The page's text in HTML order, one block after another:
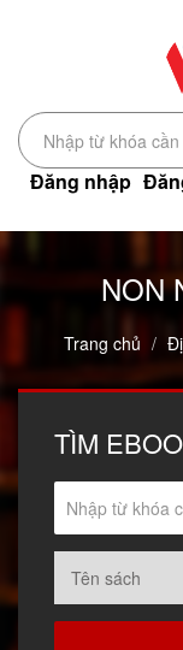
Đăng nhập
NON
Trang chủ
TÌM